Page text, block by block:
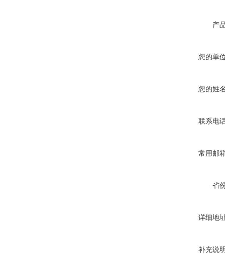
产
您的单
您的姓
联系电
常用邮
省
详细地
补充说